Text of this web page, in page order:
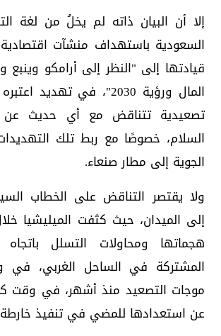
إلا أن البيان ذاته لم يخلُ من لغة
السعودية باستهداف منشآت
قيادتها إلى "النظر إلى أرامكو
المال ورؤية 2030"، في
تصعيدية تتناقض مع أي حديث عن
السلام، خصوصًا مع ربط تلك
الجوية إلى مطار صنعاء.
ولا يقتصر التناقض على الخطاب
إلى الميدان، حيث كثفت الميليشيا
هجماتها ومحاولات التسلل
المشتركة في الساحل الغربي، في
موجات التصعيد منذ أشهر، في وقت
عن استعدادها للمضي في تنفيذ